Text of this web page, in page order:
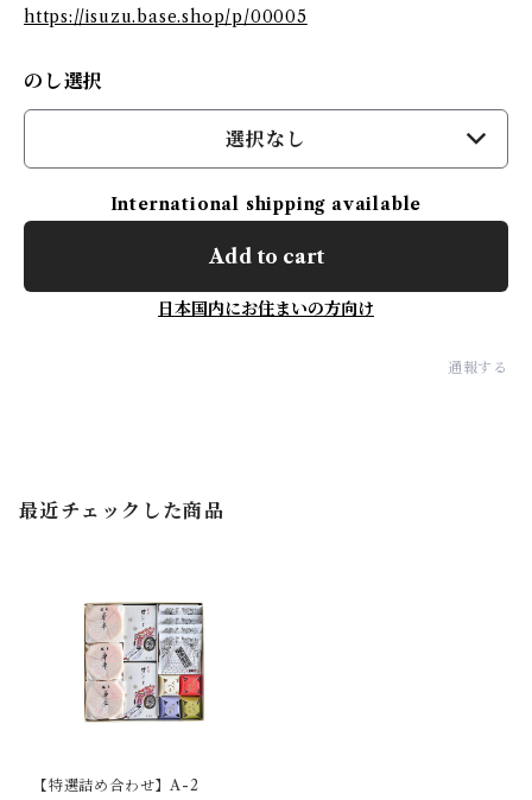
https://isuzu.base.shop/p/00005
のし選択
選択なし
International shipping available
Add to cart
日本国内にお住まいの方向け
通報する
最近チェックした商品
【特選詰め合わせ】A-2